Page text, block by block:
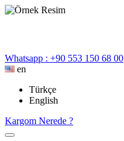
Whatsapp : +90 553 150 68 00
en
Türkçe
English
Kargom Nerede ?